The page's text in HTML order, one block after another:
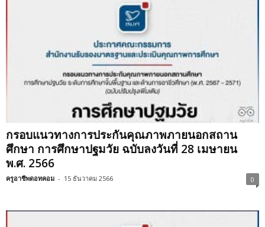
กรอบแนวทางการประกันคุณภาพภายนอกสถาน
ศึกษา การศึกษาปฐมวัย ฉบับลงวันที่ 28 เมษายน
พ.ศ. 2566
ครูอาชีพดอทคอม - 15 ธันวาคม 2566 0